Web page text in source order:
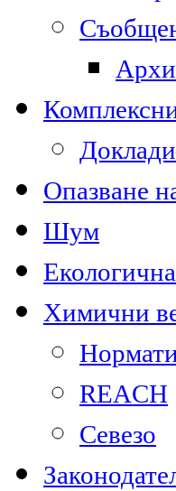
Опазване
Шум
Химични
REACH
Севезо